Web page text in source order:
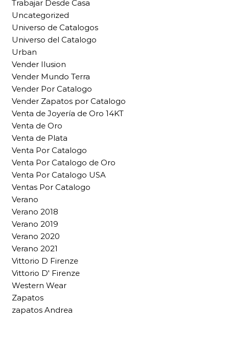
Trabajar Desde Casa
Uncategorized
Universo de Catalogos
Universo del Catalogo
Urban
Vender Ilusion
Vender Mundo Terra
Vender Por Catalogo
Vender Zapatos por Catalogo
Venta de Joyería de Oro 14KT
Venta de Oro
Venta de Plata
Venta Por Catalogo
Venta Por Catalogo de Oro
Venta Por Catalogo USA
Ventas Por Catalogo
Verano
Verano 2018
Verano 2019
Verano 2020
Verano 2021
Vittorio D Firenze
Vittorio D' Firenze
Western Wear
Zapatos
zapatos Andrea